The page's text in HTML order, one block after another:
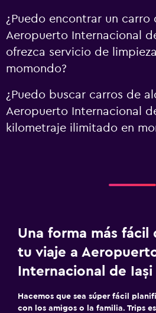
¿Puedo encontrar un carro
Aeropuerto Internacional
ofrezca servicio de
momondo?
¿Puedo buscar carros de
Aeropuerto Internacional
kilometraje ilimitado en
Una forma más fácil
tu viaje a
Internacional de Iași
Hacemos que sea súper fácil
con los amigos o la familia. Trips